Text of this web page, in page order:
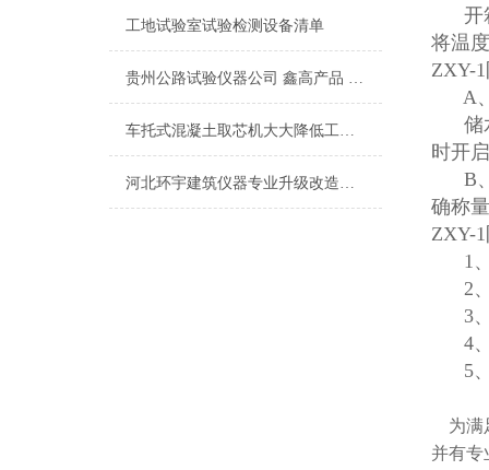
工地试验室试验检测设备清单
贵州公路试验仪器公司 鑫高产品 销售售后综合服务
车托式混凝土取芯机大大降低工作强度
河北环宇建筑仪器专业升级改造材料试验机、压力机
开箱
将温
ZXY-
A、
储水
时开
B、
确称
ZXY-
1、
2、
3、
4、
5、
为满
并有专